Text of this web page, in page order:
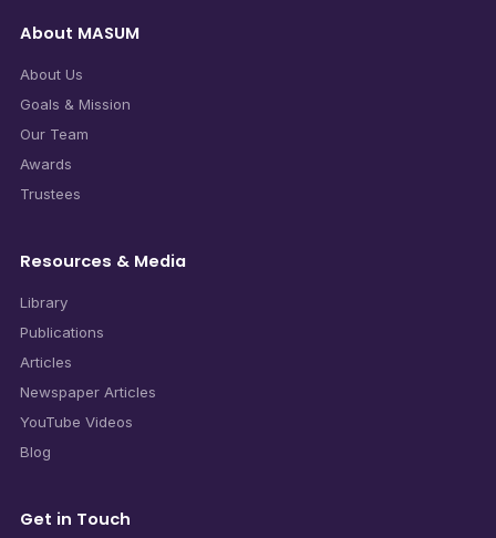
About MASUM
About Us
Goals & Mission
Our Team
Awards
Trustees
Resources & Media
Library
Publications
Articles
Newspaper Articles
YouTube Videos
Blog
Get in Touch